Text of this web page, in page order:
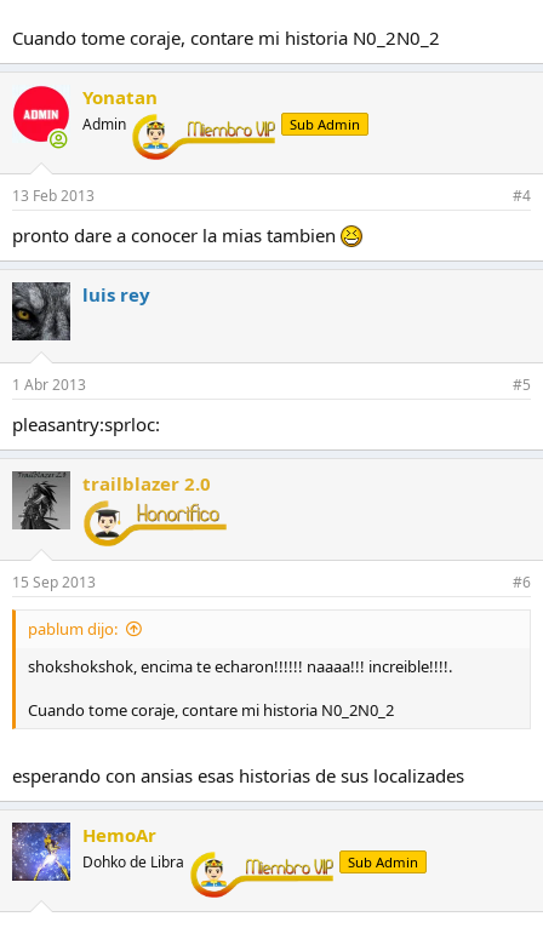
Cuando tome coraje, contare mi historia N0_2N0_2
Yonatan
Admin Sub Admin
13 Feb 2013 #4
pronto dare a conocer la mias tambien
luis rey
1 Abr 2013 #5
pleasantry:sprloc:
trailblazer 2.0
15 Sep 2013 #6
pablum dijo:
shokshokshok, encima te echaron!!!!!! naaaa!!! increible!!!!.
Cuando tome coraje, contare mi historia N0_2N0_2
esperando con ansias esas historias de sus localizades
HemoAr
Dohko de Libra Sub Admin